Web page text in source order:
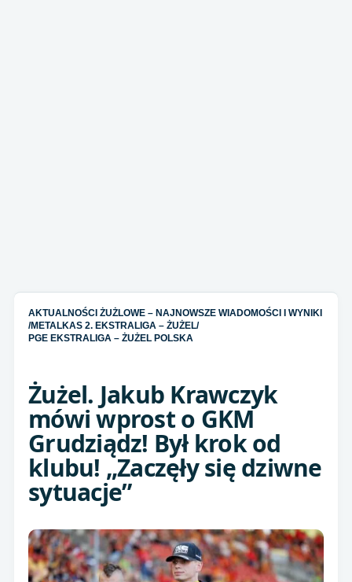
AKTUALNOŚCI ŻUŻLOWE – NAJNOWSZE WIADOMOŚCI I WYNIKI
/METALKAS 2. EKSTRALIGA – ŻUŻEL/
PGE EKSTRALIGA – ŻUŻEL POLSKA
Żużel. Jakub Krawczyk
mówi wprost o GKM
Grudziądz! Był krok od
klubu! „Zaczęły się dziwne
sytuacje”